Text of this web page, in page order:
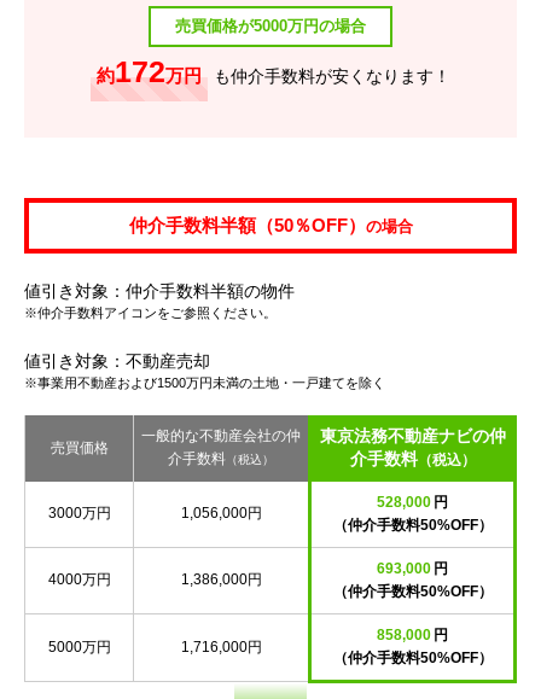
売買価格が5000万円の場合
約172万円 も仲介手数料が安くなります！
仲介手数料半額（50％OFF） の場合
値引き対象：仲介手数料半額の物件
※仲介手数料アイコンをご参照ください。
値引き対象：不動産売却
※事業用不動産および1500万円未満の土地・一戸建てを除く
売買価格
一般的な不動産会社の仲
介手数料 （税込）
東京法務不動産ナビの仲
介手数料（税込）
3000万円 1,056,000円
528,000 円
（仲介手数料50%OFF）
4000万円 1,386,000円
693,000 円
（仲介手数料50%OFF）
5000万円 1,716,000円
858,000 円
（仲介手数料50%OFF）